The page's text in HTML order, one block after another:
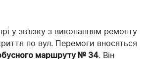
у зв’язку з виконанням ремонту
по вул. Перемоги вносяться
маршруту № 34. Він